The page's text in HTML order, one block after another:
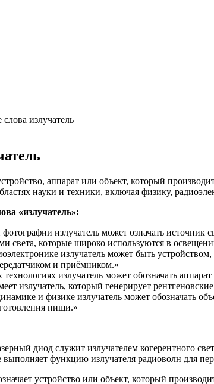
слова излучатель
аппарат или объект, который
науки и техники, включая физику,
«излучатель»:
излучатель может означать
света, которые широко используются в
излучатель может быть
и приёмником.»
излучатель может обозначать
излучатель, который генерирует
и физике излучатель может обозначать
пищи.»
диод служит излучателем когерентного
функцию излучателя радиоволн для
устройство или объект, который